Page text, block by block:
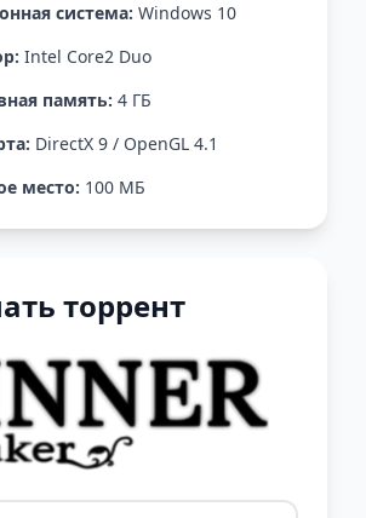
система: Windows 10
Intel Core2 Duo
память: 4 ГБ
DirectX 9 / OpenGL 4.1
место: 100 МБ
торрент